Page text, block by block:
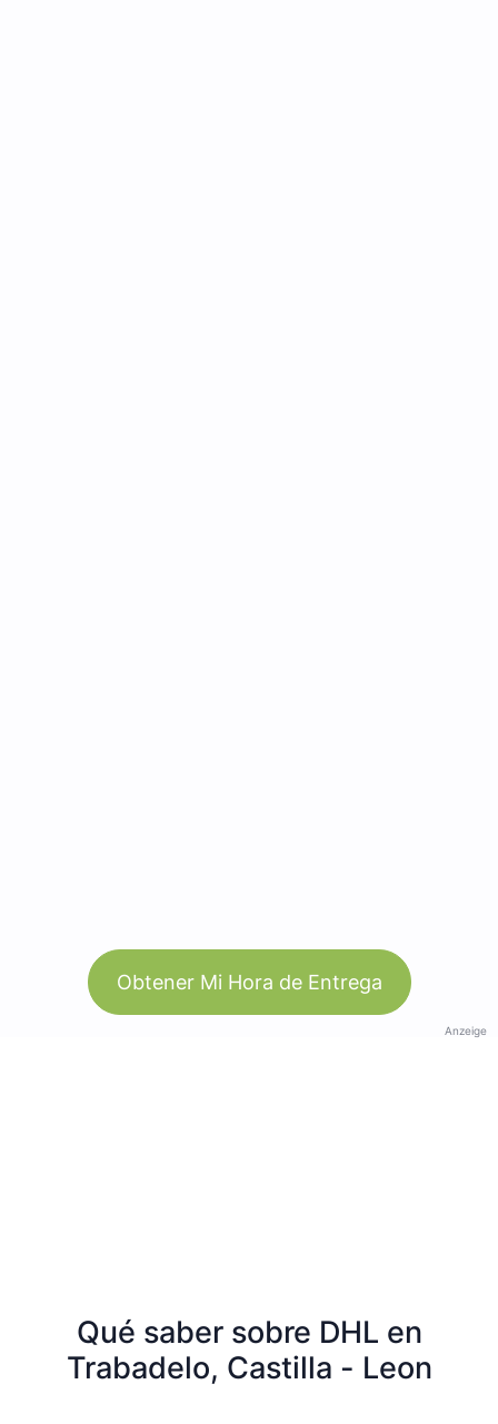
Obtener Mi Hora de Entrega
Anzeige
Qué saber sobre DHL en
Trabadelo, Castilla - Leon